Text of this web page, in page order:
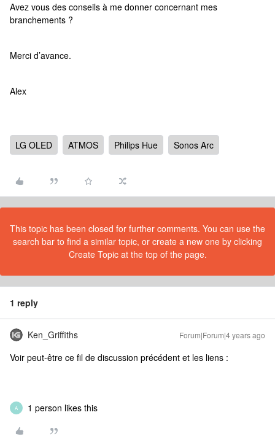
Avez vous des conseils à me donner concernant mes
branchements ?
Merci d’avance.
Alex
LG OLED ATMOS Philips Hue Sonos Arc
This topic has been closed for further comments. You can use the
search bar to find a similar topic, or create a new one by clicking
Create Topic at the top of the page.
1 reply
Ken_Griffiths Forum|Forum|4 years ago
Voir peut-être ce fil de discussion précédent et les liens :
A 1 person likes this